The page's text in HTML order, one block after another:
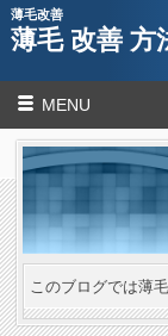
薄毛改善
薄毛 改善 方
MENU
このブログでは薄